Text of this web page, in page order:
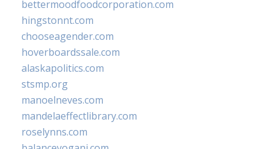
bettermoodfoodcorporation.com
hingstonnt.com
chooseagender.com
hoverboardssale.com
alaskapolitics.com
stsmp.org
manoelneves.com
mandelaeffectlibrary.com
roselynns.com